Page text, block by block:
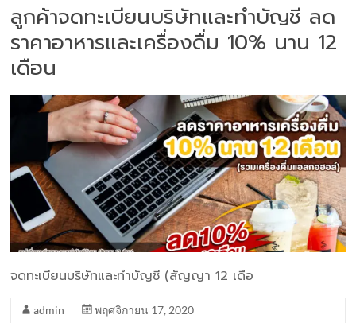
ลูกค้าจดทะเบียนบริษัทและทำบัญชี ลด
ราคาอาหารและเครื่องดื่ม 10% นาน 12
เดือน
จดทะเบียนบริษัทและทำบัญชี (สัญญา 12 เดือ
admin
พฤศจิกายน 17, 2020